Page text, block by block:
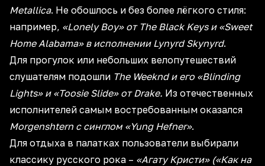
Metallica. Не обошлось и без более лёгкого стиля:
например, «Lonely Boy» от The Black Keys и «Sweet
Home Alabama» в исполнении Lynyrd Skynyrd.
Для прогулок или небольших велопутешествий
слушателям подошли The Weeknd и его «Blinding
Lights» и «Toosie Slide» от Drake. Из отечественных
исполнителей самым востребованным оказался
Morgenshtern с синглом «Yung Hefner».
Для отдыха в палатках пользователи выбирали
классику русского рока – «Агату Кристи» («Как на